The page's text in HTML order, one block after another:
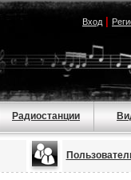
Вход|
Радиостанции